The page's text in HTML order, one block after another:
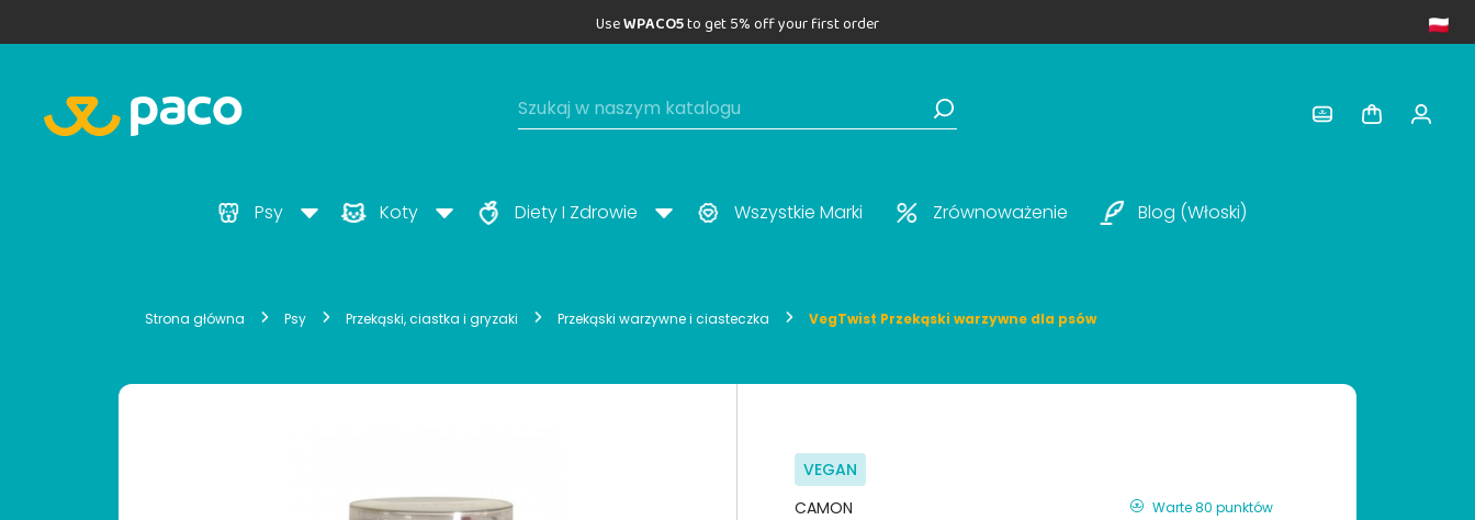
UseWPACO5to get 5% off your first order
Psy Koty Diety I Zdrowie Wszystkie Marki Zrównoważenie Blog (włoski)
Strona główna Psy Przekąski, ciastka i gryzaki Przekąski warzywne i ciasteczka VegTwist Przekąski warzywne dla psów
VEGAN
CAMON
Warte 80 punktów